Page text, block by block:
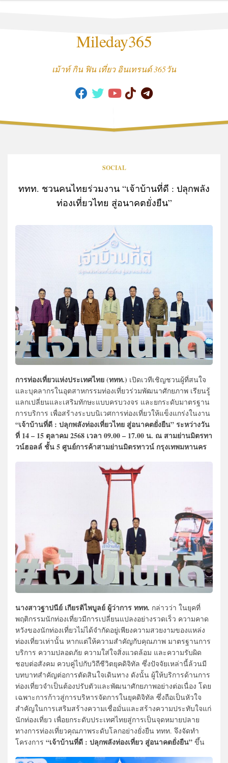
Mileday365
เม้าท์ กิน ฟิน เที่ยว อินเทรนด์ 365วัน
SOCIAL
ททท. ชวนคนไทยร่วมงาน “เจ้าบ้านที่ดี : ปลุกพลัง
ท่องเที่ยวไทย สู่อนาคตยั่งยืน”
การท่องเที่ยวแห่งประเทศไทย (ททท.) เปิดเวทีเชิญชวนผู้ที่สนใจ
และบุคลากรในอุตสาหกรรมท่องเที่ยวร่วมพัฒนาศักยภาพ เรียนรู้
แลกเปลี่ยนและเสริมทักษะแบบครบวงจร และยกระดับมาตรฐาน
การบริการ เพื่อสร้างระบบนิเวศการท่องเที่ยวให้แข็งแกร่งในงาน
“เจ้าบ้านที่ดี : ปลุกพลังท่องเที่ยวไทย สู่อนาคตยั่งยืน” ระหว่างวัน
ที่ 14 – 15 ตุลาคม 2568 เวลา 09.00 – 17.00 น. ณ สามย่านมิตรทา
วน์ฮอลล์ ชั้น 5 ศูนย์การค้าสามย่านมิตรทาวน์ กรุงเทพมหานคร
นางสาวฐาปนีย์ เกียรติไพบูลย์ ผู้ว่าการ ททท. กล่าวว่า ในยุคที่
พฤติกรรมนักท่องเที่ยวมีการเปลี่ยนแปลงอย่างรวดเร็ว ความคาด
หวังของนักท่องเที่ยวไม่ได้จำกัดอยู่เพียงความสวยงามของแหล่ง
ท่องเที่ยวเท่านั้น หากแต่ให้ความสำคัญกับคุณภาพ มาตรฐานการ
บริการ ความปลอดภัย ความใส่ใจสิ่งแวดล้อม และความรับผิด
ชอบต่อสังคม ควบคู่ไปกับวิถีชีวิตยุคดิจิทัล ซึ่งปัจจัยเหล่านี้ล้วนมี
บทบาทสำคัญต่อการตัดสินใจเดินทาง ดังนั้น ผู้ให้บริการด้านการ
ท่องเที่ยวจำเป็นต้องปรับตัวและพัฒนาศักยภาพอย่างต่อเนื่อง โดย
เฉพาะการก้าวสู่การบริหารจัดการในยุคดิจิทัล ซึ่งถือเป็นหัวใจ
สำคัญในการเสริมสร้างความเชื่อมั่นและสร้างความประทับใจแก่
นักท่องเที่ยว เพื่อยกระดับประเทศไทยสู่การเป็นจุดหมายปลาย
ทางการท่องเที่ยวคุณภาพระดับโลกอย่างยั่งยืน ททท. จึงจัดทำ
โครงการ “เจ้าบ้านที่ดี : ปลุกพลังท่องเที่ยว สู่อนาคตยั่งยืน” ขึ้น